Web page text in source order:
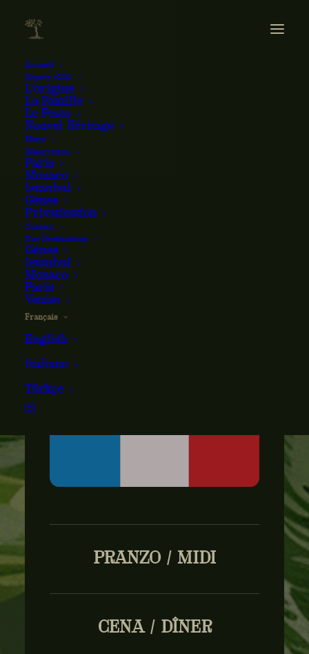
Accueil
Depuis 1939
L’origine
La Famille
Le Pesto
Nouvel Héritage
Menu
Réservation
Paris
Monaco
Istanbul
Gênes
Privatisation
Contact
Nos Destinations
Gênes
Istanbul
Monaco
Paris
Venise
Français
English
Italiano
Türkçe
PRANZO / MIDI
CENA / DÎNER